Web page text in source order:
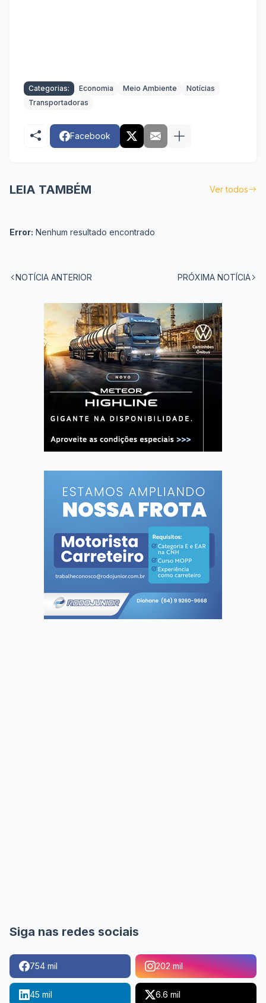
Categorias: Economia Meio Ambiente
Notícias
Transportadoras
Facebook
LEIA TAMBÉM Ver todos
Error: Nenhum resultado encontrado
NOTÍCIA ANTERIOR PRÓXIMA NOTÍCIA
Siga nas redes sociais
754 mil 202 mil
45 mil 6.6 mil